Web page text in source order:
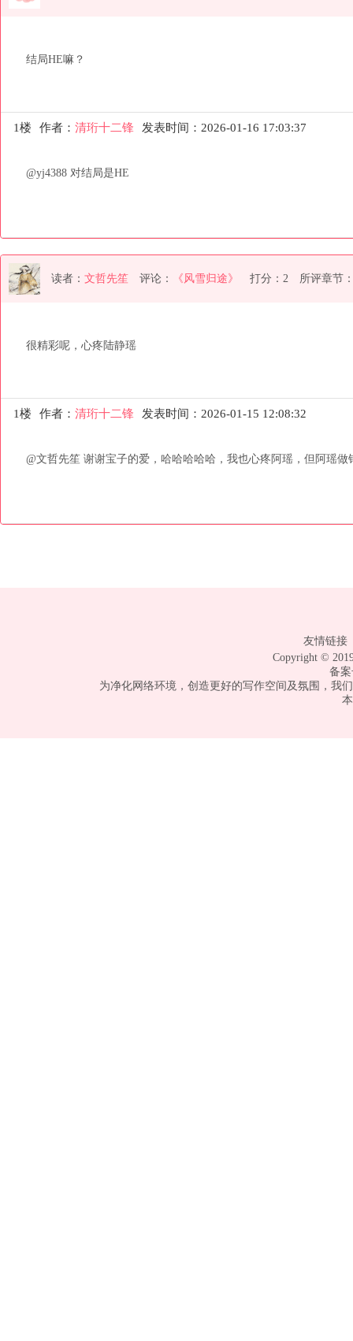
结局HE嘛？
1楼 作者： 清珩十二锋 发表时间：2026-01-16 17:03:37
@yj4388 对结局是HE
读者： 文哲先笙 评论： 《风雪归途》 打分：2 所评章节
很精彩呢，心疼陆静瑶
1楼 作者： 清珩十二锋 发表时间：2026-01-15 12:08:32
@文哲先笙 谢谢宝子的爱，哈哈哈哈哈，我也心疼阿瑶，但阿瑶
友情链接
Copyright ©
备
为净化网络环境，创造更好的写作空间及氛围，我